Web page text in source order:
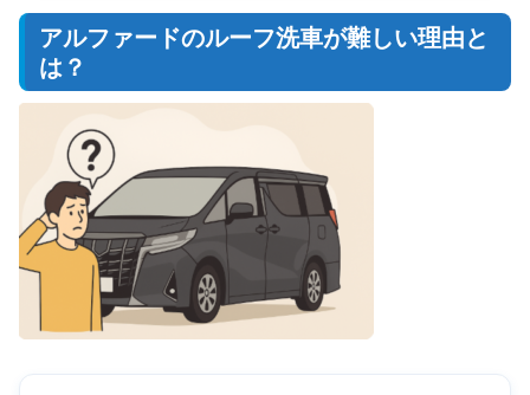
アルファードのルーフ洗車が難しい理由と
は？